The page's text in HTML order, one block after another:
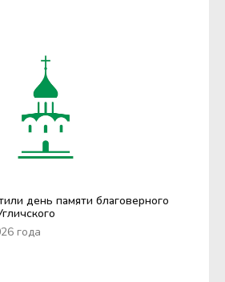
день памяти благоверного
года